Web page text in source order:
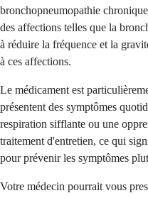
bronchopneumopathie
des affections telles que la
à réduire la fréquence et la
à ces affections.
Le médicament est
présentent des symptômes
respiration sifflante ou une
traitement d'entretien, ce qui
pour prévenir les symptômes
Votre médecin pourrait vous